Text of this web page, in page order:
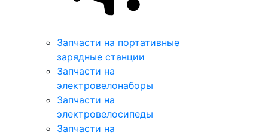
Запчасти на портативные
зарядные станции
Запчасти на
электровелонаборы
Запчасти на
электровелосипеды
Запчасти на